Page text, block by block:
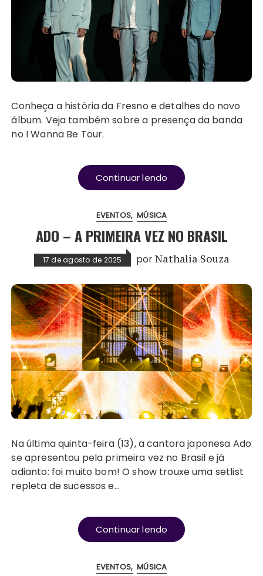
Conheça a história da Fresno e detalhes do novo
álbum. Veja também sobre a presença da banda
no I Wanna Be Tour.
Continuar lendo
EVENTOS MÚSICA
ADO – A PRIMEIRA VEZ NO BRASIL
17 de agosto de 2025 porNathalia Souza
Na última quinta-feira (13), a cantora japonesa Ado
se apresentou pela primeira vez no Brasil e já
adianto: foi muito bom! O show trouxe uma setlist
repleta de sucessos e…
Continuar lendo
EVENTOS MÚSICA